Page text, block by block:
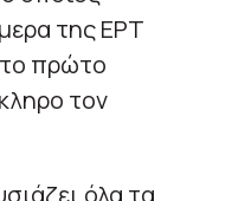
της ΕΡΤ
το πρώτο
τον